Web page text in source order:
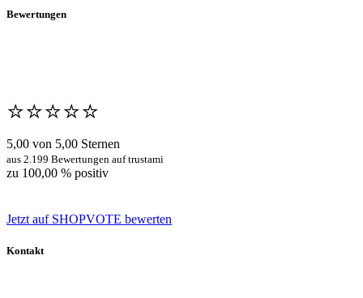
Bewertungen
⭐️⭐️⭐️⭐️⭐️
5,00 von 5,00 Sternen
aus 2.199 Bewertungen auf trustami
zu 100,00 % positiv
Jetzt auf SHOPVOTE bewerten
Kontakt